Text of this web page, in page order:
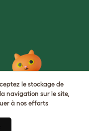
le stockage de
navigation sur le site,
à nos efforts